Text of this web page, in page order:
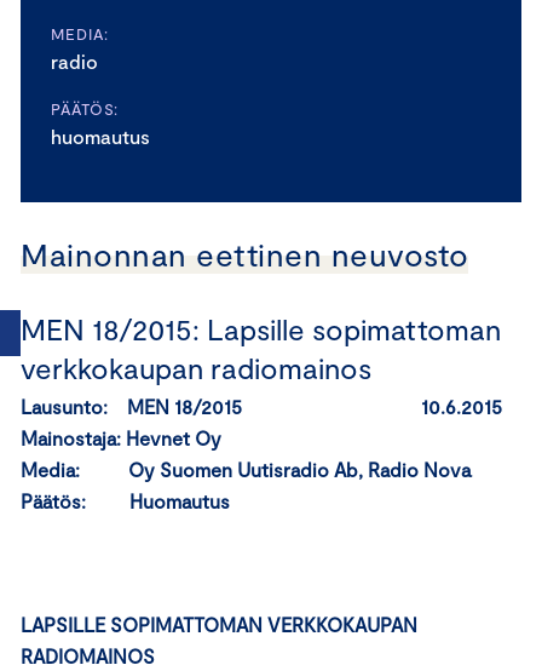
MEDIA:
radio
PÄÄTÖS:
huomautus
Mainonnan eettinen neuvosto
MEN 18/2015: Lapsille sopimattoman
verkkokaupan radiomainos
Lausunto: MEN 18/2015 10.6.2015
Mainostaja: Hevnet Oy
Media: Oy Suomen Uutisradio Ab, Radio Nova
Päätös: Huomautus
LAPSILLE SOPIMATTOMAN VERKKOKAUPAN
RADIOMAINOS